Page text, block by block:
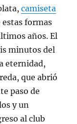
camiseta
estas formas
años. El
minutos del
eternidad,
que abrió
paso de
y un
al club